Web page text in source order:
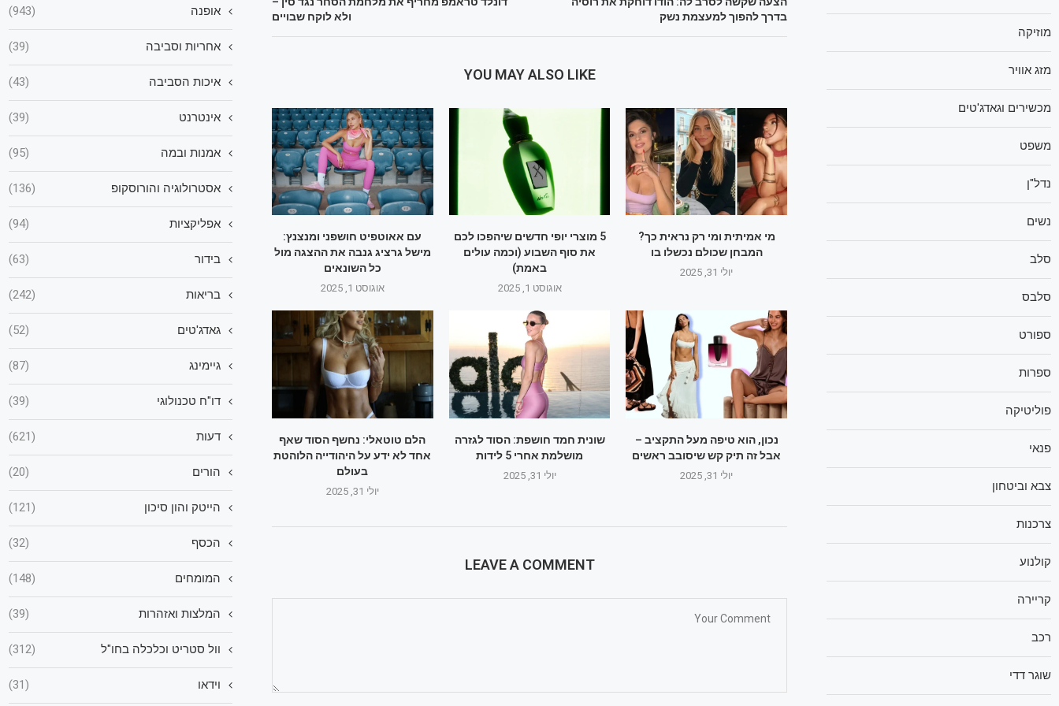
בדרך להפוך למעצמת נשק
ולא לוקח שבויים
YOU MAY ALSO LIKE
עם אאוטפיט חושפני ומנצנץ:
מישל גרציג גנבה את ההצגה מול
כל השונאים
אוגוסט 1, 2025
5 מוצרי יופי חדשים שיהפכו לכם
את סוף השבוע (וכמה עולים
באמת)
אוגוסט 1, 2025
מי אמיתית ומי רק נראית כך?
המבחן שכולם נכשלו בו
יולי 31, 2025
הלם טוטאלי: נחשף הסוד שאף
אחד לא ידע על היהודייה הלוהטת
בעולם‎
יולי 31, 2025
שונית חמד חושפת: הסוד לגזרה
מושלמת אחרי 5 לידות
יולי 31, 2025
נכון, הוא טיפה מעל התקציב –
אבל זה תיק קש שיסובב ראשים
יולי 31, 2025
LEAVE A COMMENT
אופנה (943)
אחריות וסביבה (39)
איכות הסביבה (43)
אינטרנט (39)
אמנות ובמה (95)
אסטרולוגיה והורוסקופ (136)
אפליקציות (94)
בידור (63)
בריאות (242)
גאדג'טים (52)
גיימינג (87)
דו"ח טכנולוגי (39)
דעות (621)
הורים (20)
הייטק והון סיכון (121)
הכסף (32)
המומחים (148)
המלצות ואזהרות (39)
וול סטריט וכלכלה בחו"ל (312)
וידאו (31)
מוזיקה
מזג אוויר
מכשירים וגאדג'טים
משפט
נדל"ן
נשים
סלב
סלבס
ספורט
ספרות
פוליטיקה
פנאי
צבא וביטחון
צרכנות
קולנוע
קריירה
רכב
שוגר דדי